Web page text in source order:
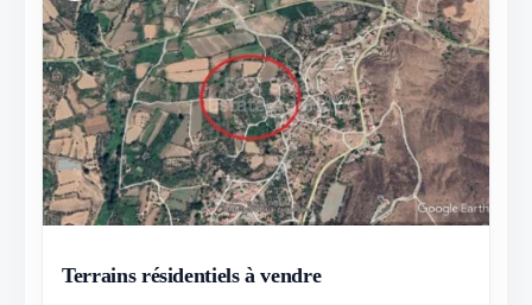
Terrains résidentiels à vendre